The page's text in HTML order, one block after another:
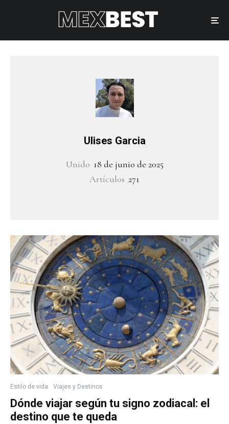
Ulises Garcia
Unido 18 de junio de 2025
Artículos 271
Estilo de vida Viajes y Destinos
Dónde viajar según tu signo zodiacal: el
destino que te queda